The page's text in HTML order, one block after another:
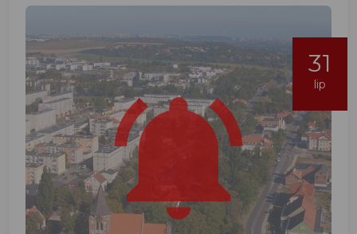
31
lip